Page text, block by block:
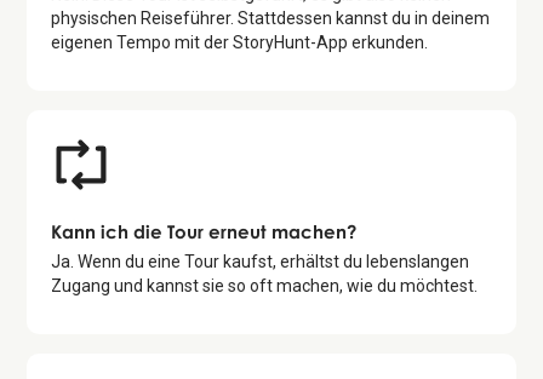
physischen Reiseführer. Stattdessen kannst du in deinem
eigenen Tempo mit der StoryHunt-App erkunden.
Kann ich die Tour erneut machen?
Ja. Wenn du eine Tour kaufst, erhältst du lebenslangen
Zugang und kannst sie so oft machen, wie du möchtest.